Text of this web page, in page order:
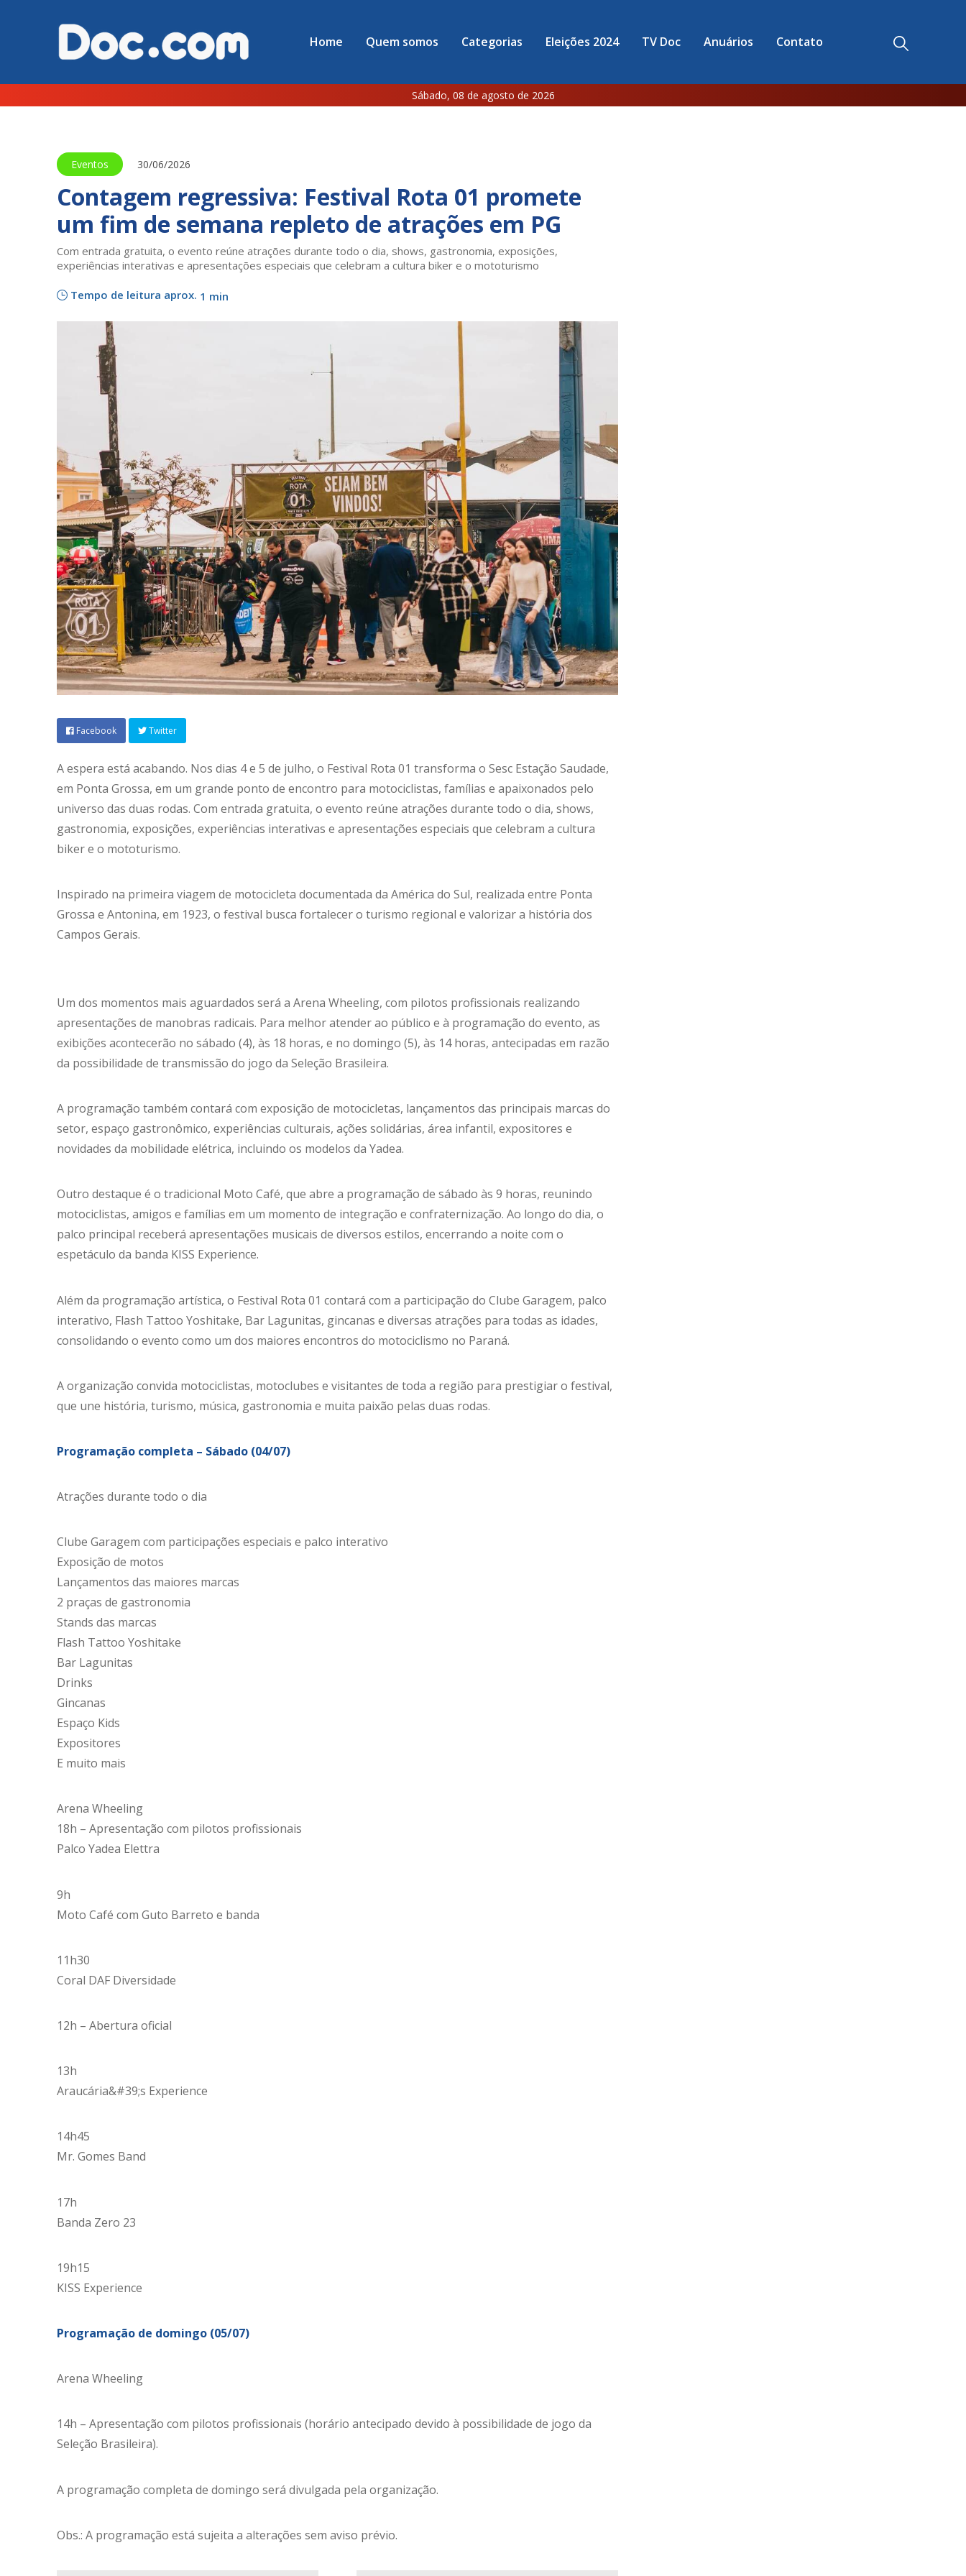
Home Quem somos Categorias Eleições 2024 TV Doc Anuários Contato
Sábado, 08 de agosto de 2026
Eventos 30/06/2026
Contagem regressiva: Festival Rota 01 promete
um fim de semana repleto de atrações em PG
Com entrada gratuita, o evento reúne atrações durante todo o dia, shows, gastronomia, exposições,
experiências interativas e apresentações especiais que celebram a cultura biker e o mototurismo
Tempo de leitura aprox. 1 min
Facebook Twitter
A espera está acabando. Nos dias 4 e 5 de julho, o Festival Rota 01 transforma o Sesc Estação Saudade,
em Ponta Grossa, em um grande ponto de encontro para motociclistas, famílias e apaixonados pelo
universo das duas rodas. Com entrada gratuita, o evento reúne atrações durante todo o dia, shows,
gastronomia, exposições, experiências interativas e apresentações especiais que celebram a cultura
biker e o mototurismo.
Inspirado na primeira viagem de motocicleta documentada da América do Sul, realizada entre Ponta
Grossa e Antonina, em 1923, o festival busca fortalecer o turismo regional e valorizar a história dos
Campos Gerais.
Um dos momentos mais aguardados será a Arena Wheeling, com pilotos profissionais realizando
apresentações de manobras radicais. Para melhor atender ao público e à programação do evento, as
exibições acontecerão no sábado (4), às 18 horas, e no domingo (5), às 14 horas, antecipadas em razão
da possibilidade de transmissão do jogo da Seleção Brasileira.
A programação também contará com exposição de motocicletas, lançamentos das principais marcas do
setor, espaço gastronômico, experiências culturais, ações solidárias, área infantil, expositores e
novidades da mobilidade elétrica, incluindo os modelos da Yadea.
Outro destaque é o tradicional Moto Café, que abre a programação de sábado às 9 horas, reunindo
motociclistas, amigos e famílias em um momento de integração e confraternização. Ao longo do dia, o
palco principal receberá apresentações musicais de diversos estilos, encerrando a noite com o
espetáculo da banda KISS Experience.
Além da programação artística, o Festival Rota 01 contará com a participação do Clube Garagem, palco
interativo, Flash Tattoo Yoshitake, Bar Lagunitas, gincanas e diversas atrações para todas as idades,
consolidando o evento como um dos maiores encontros do motociclismo no Paraná.
A organização convida motociclistas, motoclubes e visitantes de toda a região para prestigiar o festival,
que une história, turismo, música, gastronomia e muita paixão pelas duas rodas.
Programação completa – Sábado (04/07)
Atrações durante todo o dia
Clube Garagem com participações especiais e palco interativo
Exposição de motos
Lançamentos das maiores marcas
2 praças de gastronomia
Stands das marcas
Flash Tattoo Yoshitake
Bar Lagunitas
Drinks
Gincanas
Espaço Kids
Expositores
E muito mais
Arena Wheeling
18h – Apresentação com pilotos profissionais
Palco Yadea Elettra
9h
Moto Café com Guto Barreto e banda
11h30
Coral DAF Diversidade
12h – Abertura oficial
13h
Araucária&#39;s Experience
14h45
Mr. Gomes Band
17h
Banda Zero 23
19h15
KISS Experience
Programação de domingo (05/07)
Arena Wheeling
14h – Apresentação com pilotos profissionais (horário antecipado devido à possibilidade de jogo da
Seleção Brasileira).
A programação completa de domingo será divulgada pela organização.
Obs.: A programação está sujeita a alterações sem aviso prévio.